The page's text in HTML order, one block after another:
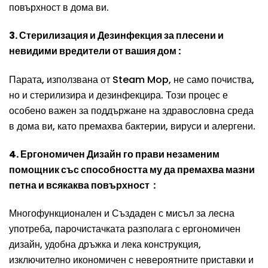
повърхност в дома ви.
3. Стерилизация и Дезинфекция за плесени и
невидими вредители от вашия дом :
Парата, използвана от Steam Mop, не само почиства,
но и стерилизира и дезинфекцира. Този процес е
особено важен за поддържане на здравословна среда
в дома ви, като премахва бактерии, вируси и алергени.
4. Ергономичен Дизайн го прави незаменим
помощник със способността му да премахва мазни
петна и всякаква повърхност :
Многофункционален и Създаден с мисъл за лесна
употреба, парочистачката разполага с ергономичен
дизайн, удобна дръжка и лека конструкция,
изключително икономичен с невероятните приставки и